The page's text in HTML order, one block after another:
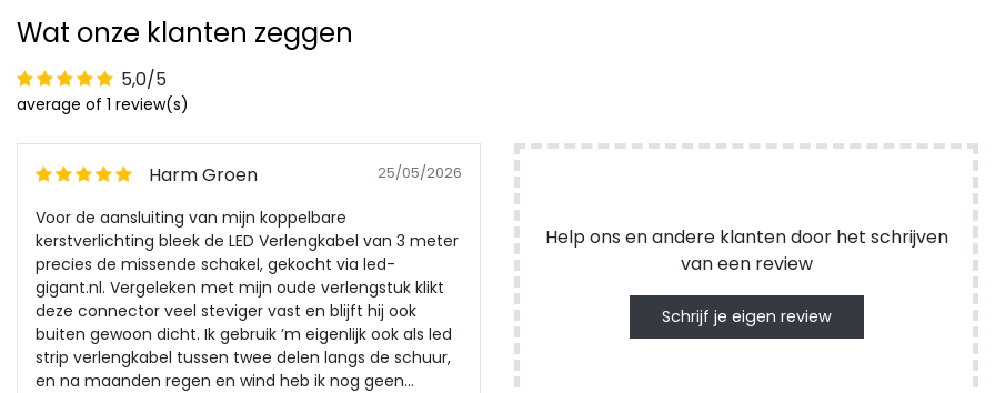
Wat onze klanten zeggen
5,0/5
average of 1 review(s)
Harm Groen 25/05/2026
Voor de aansluiting van mijn koppelbare
kerstverlichting bleek de LED Verlengkabel van 3 meter
precies de missende schakel, gekocht via led-
gigant.nl. Vergeleken met mijn oude verlengstuk klikt
deze connector veel steviger vast en blijft hij ook
buiten gewoon dicht. Ik gebruik ’m eigenlijk ook als led
strip verlengkabel tussen twee delen langs de schuur,
en na maanden regen en wind heb ik nog geen
Help ons en andere klanten door het schrijven
van een review
Schrijf je eigen review